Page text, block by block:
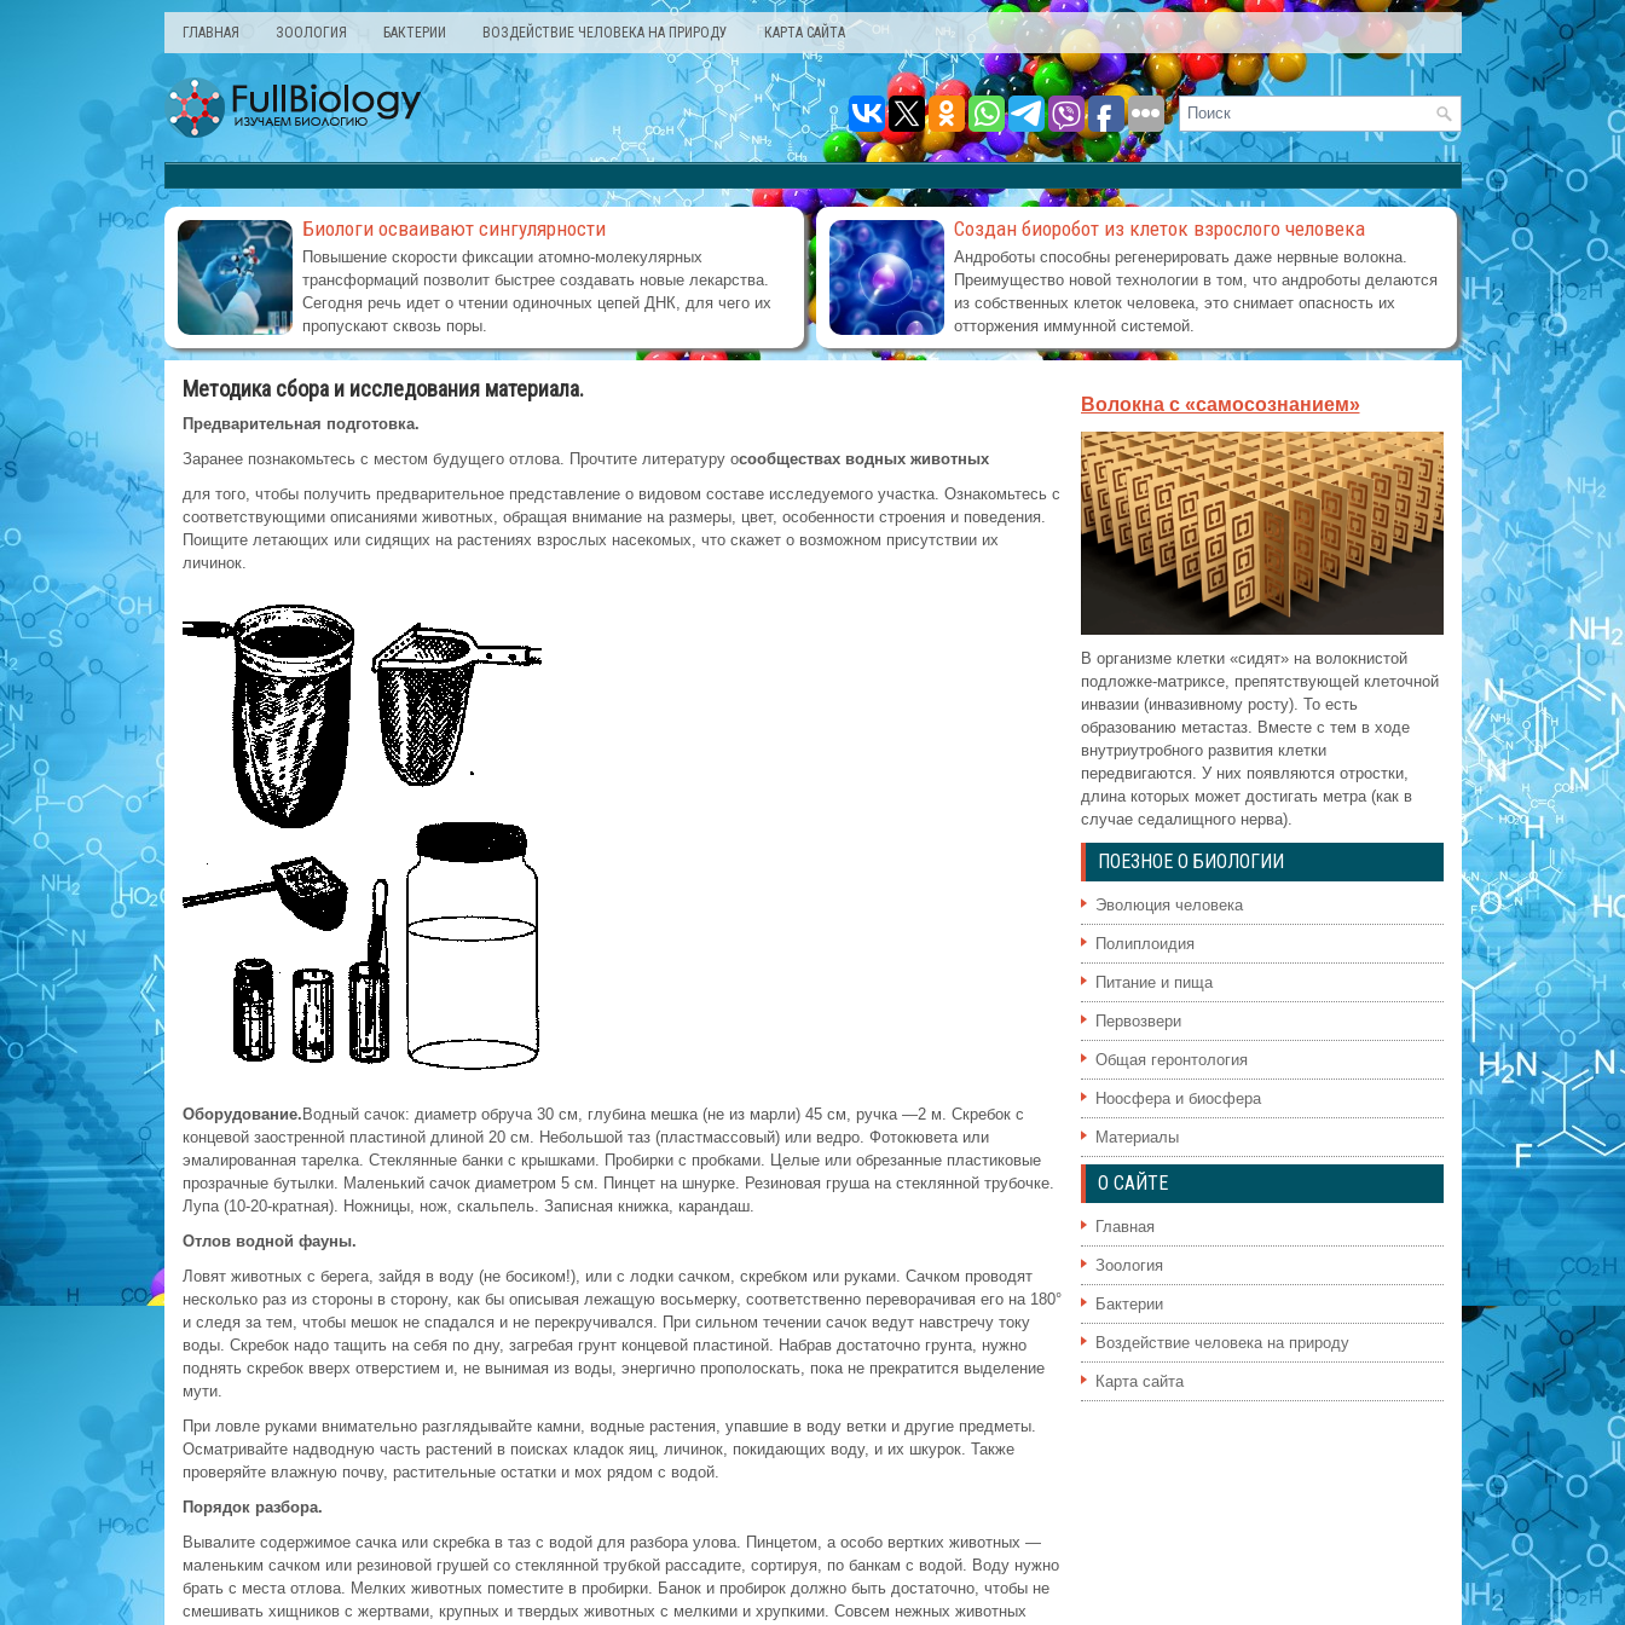
ГЛАВНАЯ ЗООЛОГИЯ БАКТЕРИИ ВОЗДЕЙСТВИЕ ЧЕЛОВЕКА НА ПРИРОДУ КАРТА САЙТА
Биологи осваивают сингулярности
Повышение скорости фиксации атомно-молекулярных
трансформаций позволит быстрее создавать новые лекарства.
Сегодня речь идет о чтении одиночных цепей ДНК, для чего их
пропускают сквозь поры.
Создан биоробот из клеток взрослого человека
Андроботы способны регенерировать даже нервные волокна.
Преимущество новой технологии в том, что андроботы делаются
из собственных клеток человека, это снимает опасность их
отторжения иммунной системой.
Методика сбора и исследования материала.
Предварительная подготовка.
Заранее познакомьтесь с местом будущего отлова. Прочтите литературу осообществах водных животных
для того, чтобы получить предварительное представление о видовом составе исследуемого участка. Ознакомьтесь с
соответствующими описаниями животных, обращая внимание на размеры, цвет, особенности строения и поведения.
Поищите летающих или сидящих на растениях взрослых насекомых, что скажет о возможном присутствии их
личинок.
Оборудование. Водный сачок: диаметр обруча 30 см, глубина мешка (не из марли) 45 см, ручка —2 м. Скребок с
концевой заостренной пластиной длиной 20 см. Небольшой таз (пластмассовый) или ведро. Фотокювета или
эмалированная тарелка. Стеклянные банки с крышками. Пробирки с пробками. Целые или обрезанные пластиковые
прозрачные бутылки. Маленький сачок диаметром 5 см. Пинцет на шнурке. Резиновая груша на стеклянной трубочке.
Лупа (10-20-кратная). Ножницы, нож, скальпель. Записная книжка, карандаш.
Отлов водной фауны.
Ловят животных с берега, зайдя в воду (не босиком!), или с лодки сачком, скребком или руками. Сачком проводят
несколько раз из стороны в сторону, как бы описывая лежащую восьмерку, соответственно переворачивая его на 180°
и следя за тем, чтобы мешок не спадался и не перекручивался. При сильном течении сачок ведут навстречу току
воды. Скребок надо тащить на себя по дну, загребая грунт концевой пластиной. Набрав достаточно грунта, нужно
поднять скребок вверх отверстием и, не вынимая из воды, энергично прополоскать, пока не прекратится выделение
мути.
При ловле руками внимательно разглядывайте камни, водные растения, упавшие в воду ветки и другие предметы.
Осматривайте надводную часть растений в поисках кладок яиц, личинок, покидающих воду, и их шкурок. Также
проверяйте влажную почву, растительные остатки и мох рядом с водой.
Порядок разбора.
Вывалите содержимое сачка или скребка в таз с водой для разбора улова. Пинцетом, а особо вертких животных —
маленьким сачком или резиновой грушей со стеклянной трубкой рассадите, сортируя, по банкам с водой. Воду нужно
брать с места отлова. Мелких животных поместите в пробирки. Банок и пробирок должно быть достаточно, чтобы не
смешивать хищников с жертвами, крупных и твердых животных с мелкими и хрупкими. Совсем нежных животных
Волокна с «самосознанием»
В организме клетки «сидят» на волокнистой
подложке-матриксе, препятствующей клеточной
инвазии (инвазивному росту). То есть
образованию метастаз. Вместе с тем в ходе
внутриутробного развития клетки
передвигаются. У них появляются отростки,
длина которых может достигать метра (как в
случае седалищного нерва).
ПОЕЗНОЕ О БИОЛОГИИ
Эволюция человека
Полиплоидия
Питание и пища
Первозвери
Общая геронтология
Ноосфера и биосфера
Материалы
О САЙТЕ
Главная
Зоология
Бактерии
Воздействие человека на природу
Карта сайта